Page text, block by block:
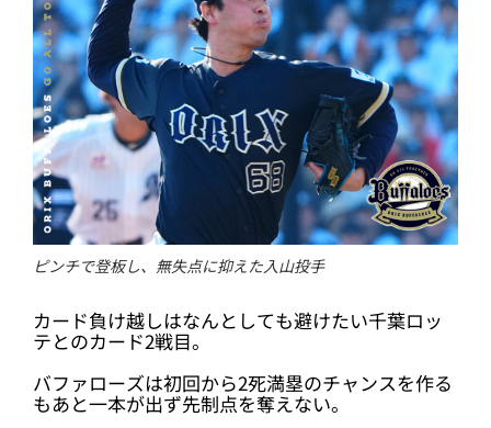
ピンチで登板し、無失点に抑えた入山投手
カード負け越しはなんとしても避けたい千葉ロッ
テとのカード2戦目。
バファローズは初回から2死満塁のチャンスを作る
もあと一本が出ず先制点を奪えない。